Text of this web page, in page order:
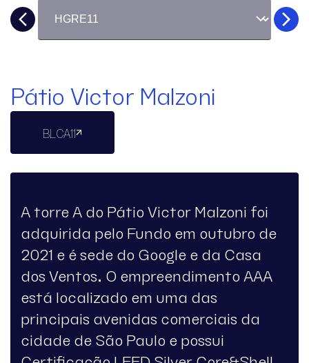
Pátio Victor Malzoni
BLCA11
A torre A do Pátio Victor Malzoni foi
adquirida pelo Fundo em outubro de
2021 e é sede do Google e da Casa
dos Ventos. O empreendimento AAA
está localizado em uma das
principais avenidas comerciais da
cidade de São Paulo e possui